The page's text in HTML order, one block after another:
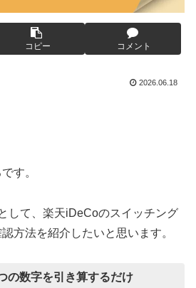
コピー コメント
2026.06.18
す。
して、楽天iDeCoのスイッチング
方法を紹介したいと思います。
の数字を引き算するだけ